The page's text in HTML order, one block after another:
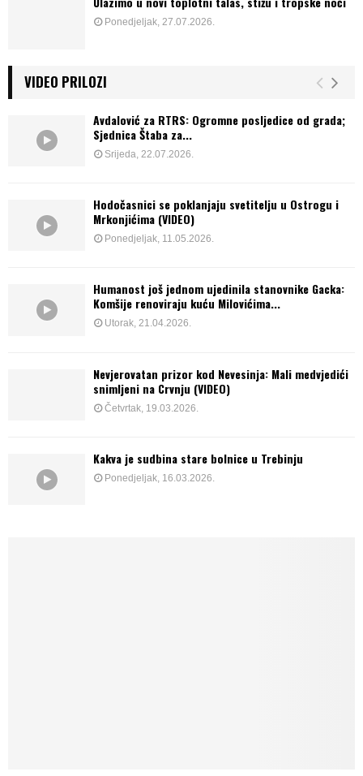
Ponedjeljak, 27.07.2026.
VIDEO PRILOZI
Avdalović za RTRS: Ogromne posljedice od grada;
Sjednica Štaba za...
Srijeda, 22.07.2026.
Hodočasnici se poklanjaju svetitelju u Ostrogu i
Mrkonjićima (VIDEO)
Ponedjeljak, 11.05.2026.
Humanost još jednom ujedinila stanovnike Gacka:
Komšije renoviraju kuću Milovićima...
Utorak, 21.04.2026.
Nevjerovatan prizor kod Nevesinja: Mali medvjedići
snimljeni na Crvnju (VIDEO)
Četvrtak, 19.03.2026.
Kakva je sudbina stare bolnice u Trebinju
Ponedjeljak, 16.03.2026.